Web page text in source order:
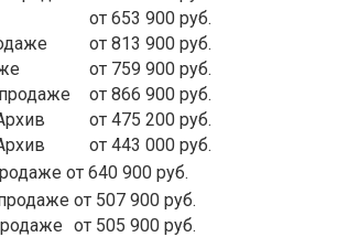
от 653 900 руб.
от 813 900 руб.
от 759 900 руб.
от 866 900 руб.
от 475 200 руб.
от 443 000 руб.
от 640 900 руб.
от 507 900 руб.
от 505 900 руб.